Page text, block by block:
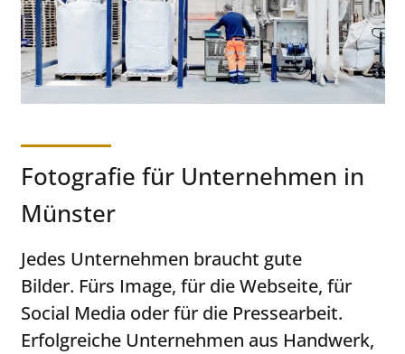
Fotografie für Unternehmen in
Münster
Jedes Unternehmen braucht gute
Bilder. Fürs Image, für die Webseite, für
Social Media oder für die Pressearbeit.
Erfolgreiche Unternehmen aus Handwerk,